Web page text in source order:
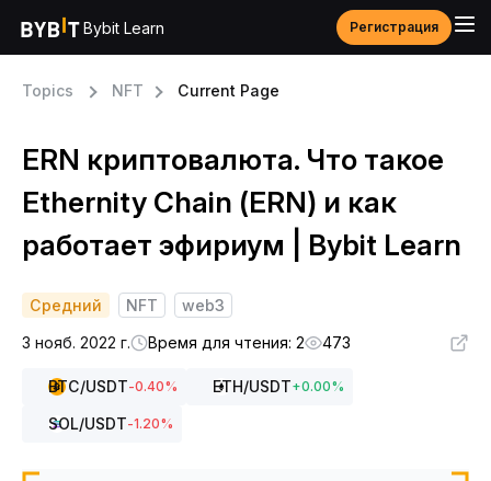
Bybit Learn Регистрация
Topics NFT Current Page
ERN криптовалюта. Что такое
Ethernity Chain (ERN) и как
работает эфириум | Bybit Learn
Средний NFT
web3
3 нояб. 2022 г.
Время для чтения: 2 473
BTC/USDT-0.40% ETH/USDT+0.00%
SOL/USDT-1.20%